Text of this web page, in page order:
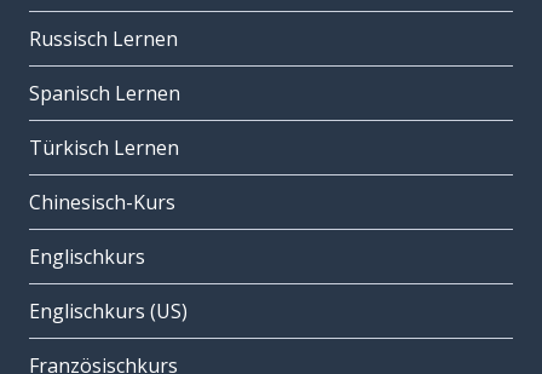
Russisch Lernen
Spanisch Lernen
Türkisch Lernen
Chinesisch-Kurs
Englischkurs
Englischkurs (US)
Französischkurs